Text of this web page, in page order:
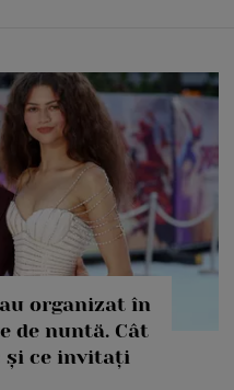
organizat în
de nuntă. Cât
și ce invitați